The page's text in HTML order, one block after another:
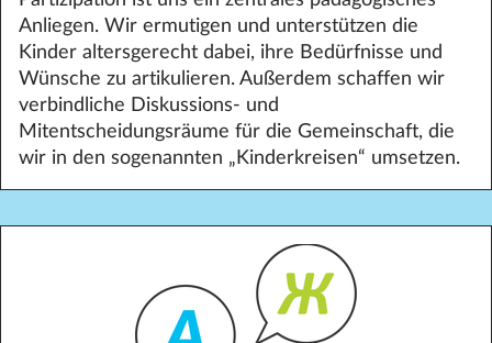
Anliegen. Wir ermutigen und unterstützen die
Kinder altersgerecht dabei, ihre Bedürfnisse und
Wünsche zu artikulieren. Außerdem schaffen wir
verbindliche Diskussions- und
Mitentscheidungsräume für die Gemeinschaft, die
wir in den sogenannten „Kinderkreisen“ umsetzen.